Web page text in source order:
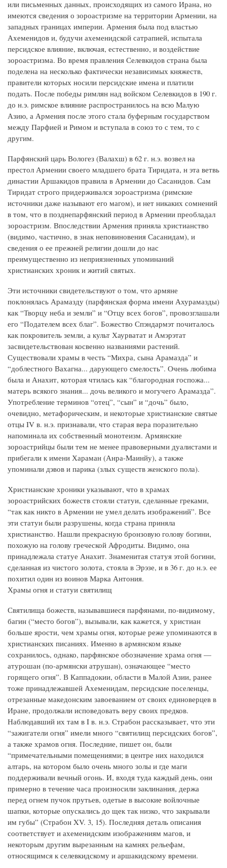
или письменных данных, происходящих из самого Ирана, но
имеются сведения о зороастризме на территории Армении, на
западных границах империи. Армения была под властью
Ахеменидов и, будучи ахеменидской сатрапией, испытала
персидское влияние, включая, естественно, и воздействие
зороастризма. Во время правления Селевкидов страна была
поделена на несколько фактически независимых княжеств,
правители которых носили персидские имена и платили
подать. После победы римлян над войском Селевкидов в 190 г.
до н.э. римское влияние распространилось на всю Малую
Азию, а Армения после этого стала буферным государством
между Парфией и Римом и вступала в союз то с тем, то с
другим.
Парфянский царь Вологез (Валахш) в 62 г. н.э. возвел на
престол Армении своего младшего брата Тиридата, н эта ветвь
династии Аршакидов правила в Армении до Сасанидов. Сам
Тиридат строго придерживался зороастризма (римские
источники даже называют его магом), и нет никаких сомнений
в том, что в позднепарфянский период в Армении преобладал
зороастризм. Впоследствии Армения приняла христианство
(видимо, частично, в знак неповиновения Сасанидам), и
сведения о ее прежней религии дошли до нас
преимущественно из неприязненных упоминаний
христианских хроник и житий святых.
Эти источники свидетельствуют о том, что армяне
поклонялась Арамазду (парфянская форма имени Ахурамазды)
как “Творцу неба и земли” и “Отцу всех богов”, провозглашали
его “Подателем всех благ”. Божество Спэндармэт почиталось
как покровитель земли, а культ Хаурватат и Амэрэтат
засвидетельствован косвенно названиями растений.
Существовали храмы в честь “Михра, сына Арамазда” и
“доблестного Вахагна... дарующего смелость”. Очень любима
была и Анахит, которая чтилась как “благородная госпожа...
матерь всякого знания... дочь великого и могучего Арамазда”.
Употребление терминов “отец”, “сын” и “дочь” было,
очевидно, метафорическим, и некоторые христианские святые
отцы IV в. н.э. признавали, что старая вера поразительно
напоминала их собственный монотеизм. Армянские
зороастрийцы были тем не менее правоверными дуалистами и
прибегали к имени Хараман (Анра-Маинйу), а также
упоминали дэвов и парика (злых существ женского пола).
Христианские хроники указывают, что в храмах
зороастрийских божеств стояли статуи, сделанные греками,
“так как никто в Армении не умел делать изображений”. Все
эти статуи были разрушены, когда страна приняла
христианство. Нашли прекрасную бронзовую голову богини,
похожую на голову греческой Афродиты. Видимо, она
принадлежала статуе Анахит. Знаменитая статуя этой богини,
сделанная из чистого золота, стояла в Эрэзе, и в 36 г. до н.э. ее
похитил один из воинов Марка Антония.
Храмы огня и статуи святилищ
Святилища божеств, называвшиеся парфянами, по-видимому,
багин (“место богов”), вызывали, как кажется, у христиан
больше ярости, чем храмы огня, которые реже упоминаются в
христианских писаниях. Именно в армянском языке
сохранилось, однако, парфянское обозначение храма огня —
атурошан (по-армянски атрушан), означающее “место
горящего огня”. В Каппадокии, области в Малой Азии, ранее
тоже принадлежавшей Ахеменидам, персидские поселенцы,
отрезанные македонским завоеванием от своих единоверцев в
Иране, продолжали исповедовать веру своих предков.
Наблюдавший их там в I в. н.э. Страбон рассказывает, что эти
“зажигатели огня” имели много “святилищ персидских богов”,
а также храмов огня. Последние, пишет он, были
“примечательными помещениями; в центре них находился
алтарь, на котором было очень много золы и где маги
поддерживали вечный огонь. И, входя туда каждый день, они
примерно в течение часа произносили заклинания, держа
перед огнем пучок прутьев, одетые в высокие войлочные
шапки, которые опускались до щек так низко, что закрывали
им губы” (Страбон XV. 3, 15). Последняя деталь описания
соответствует и ахеменидским изображениям магов, и
некоторым другим вырезанным на камнях рельефам,
относящимся к селевкидскому и аршакидскому времени.